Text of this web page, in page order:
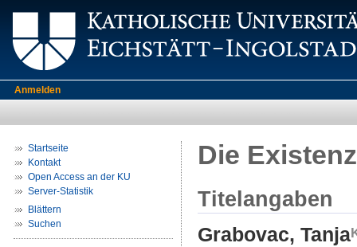
Anmelden
Startseite
Kontakt
Open Access an der KU
Server-Statistik
Blättern
Suchen
Die
Titelangaben
Grabovac, Tanja